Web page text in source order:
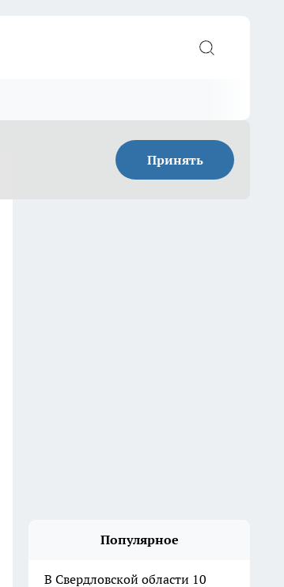
Принять
Популярное
В Свердловской области 10